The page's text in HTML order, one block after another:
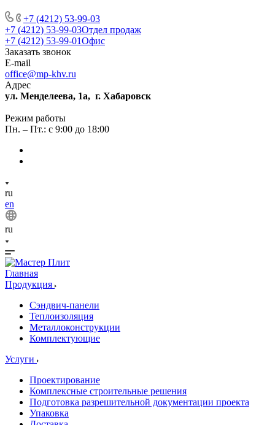
+7 (4212) 53-99-03
+7 (4212) 53-99-03Отдел продаж
+7 (4212) 53-99-01Офис
Заказать звонок
E-mail
office@mp-khv.ru
Адрес
ул. Менделеева, 1а, г. Хабаровск
Режим работы
Пн. – Пт.: с 9:00 до 18:00
ru
en
ru
Главная
Продукция
Сэндвич-панели
Теплоизоляция
Металлоконструкции
Комплектующие
Услуги
Проектирование
Комплексные строительные решения
Подготовка разрешительной документации проекта
Упаковка